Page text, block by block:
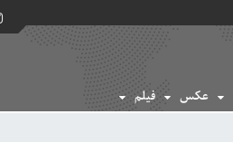
عکس فیلم